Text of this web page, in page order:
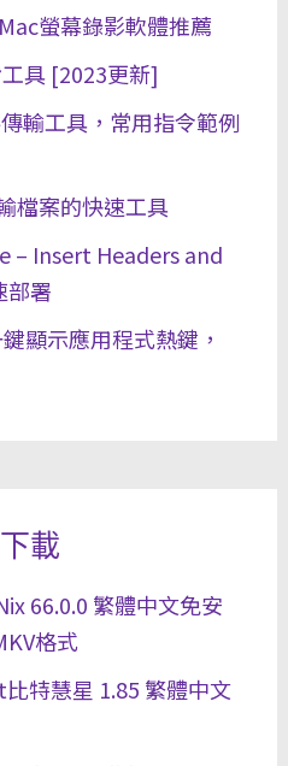
螢幕錄影軟體推薦
具 [2023更新]
輸工具，常用指令範例
檔案的快速工具
– Insert Headers and
部署
顯示應用程式熱鍵，
載
66.0.0 繁體中文免安
格式
特慧星 1.85 繁體中文